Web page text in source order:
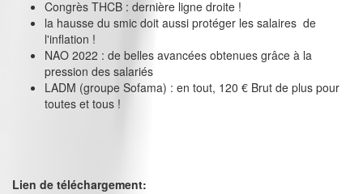
Congrès THCB : dernière ligne droite !
la hausse du smic doit aussi protéger les salaires de
l'inflation !
NAO 2022 : de belles avancées obtenues grâce à la
pression des salariés
LADM (groupe Sofama) : en tout, 120 € Brut de plus pour
toutes et tous !
Lien de téléchargement: